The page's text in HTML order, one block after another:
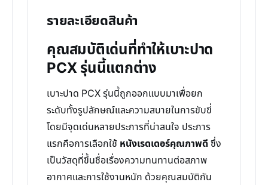
รายละเอียดสินค้า
คุณสมบัติเด่นที่ทำให้เบาะปาด
PCX รุ่นนี้แตกต่าง
เบาะปาด PCX รุ่นนี้ถูกออกแบบมาเพื่อยก
ระดับทั้งรูปลักษณ์และความสบายในการขับขี่
โดยมีจุดเด่นหลายประการที่น่าสนใจ ประการ
แรกคือการเลือกใช้ หนังเรดเดอร์คุณภาพดี ซึ่ง
เป็นวัสดุที่ขึ้นชื่อเรื่องความทนทานต่อสภาพ
อากาศและการใช้งานหนัก ด้วยคุณสมบัติกัน